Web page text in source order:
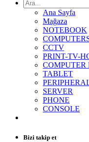
Ana Sayfa
Mağaza
NOTEBOOK
CCTV
PRINT-TV-
COMPUTER
TABLET
SERVER
PHONE
CONSOLE
Bizi takip et